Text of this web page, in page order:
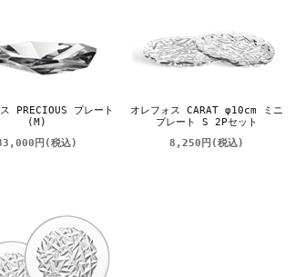
PRECIOUS プレート
(M)
円 (税込)
オレフォス CARAT φ10cm ミニ
プレート S 2Pセット
8,250円 (税込)